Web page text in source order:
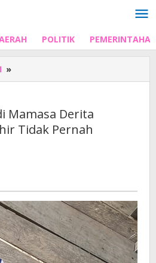
POLITIK
»
12
Mamasa
Derita
Pernah
Dirawat
Medis
Mamasa Derita
Tidak Pernah